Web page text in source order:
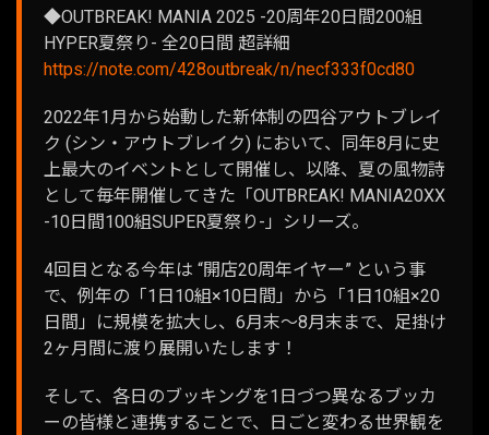
◆OUTBREAK! MANIA 2025 -20周年20日間200組
HYPER夏祭り- 全20日間 超詳細
https://note.com/428outbreak/n/necf333f0cd80
2022年1月から始動した新体制の四谷アウトブレイ
ク (シン・アウトブレイク) において、同年8月に史
上最大のイベントとして開催し、以降、夏の風物詩
として毎年開催してきた「OUTBREAK! MANIA20XX
-10日間100組SUPER夏祭り-」シリーズ。
4回目となる今年は “開店20周年イヤー” という事
で、例年の「1日10組×10日間」から「1日10組×20
日間」に規模を拡大し、6月末〜8月末まで、足掛け
2ヶ月間に渡り展開いたします！
そして、各日のブッキングを1日づつ異なるブッカ
ーの皆様と連携することで、日ごと変わる世界観を